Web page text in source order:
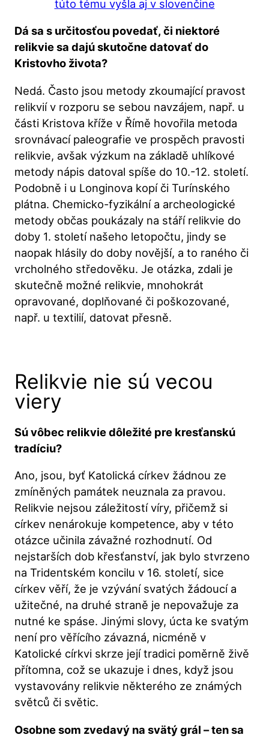
túto tému vyšla aj v slovenčine
Dá sa s určitosťou povedať, či niektoré
relikvie sa dajú skutočne datovať do
Kristovho života?
Nedá. Často jsou metody zkoumající pravost
relikvií v rozporu se sebou navzájem, např. u
části Kristova kříže v Římě hovořila metoda
srovnávací paleografie ve prospěch pravosti
relikvie, avšak výzkum na základě uhlíkové
metody nápis datoval spíše do 10.-12. století.
Podobně i u Longinova kopí či Turínského
plátna. Chemicko-fyzikální a archeologické
metody občas poukázaly na stáří relikvie do
doby 1. století našeho letopočtu, jindy se
naopak hlásily do doby novější, a to raného či
vrcholného středověku. Je otázka, zdali je
skutečně možné relikvie, mnohokrát
opravované, doplňované či poškozované,
např. u textilií, datovat přesně.
Relikvie nie sú vecou
viery
Sú vôbec relikvie dôležité pre kresťanskú
tradíciu?
Ano, jsou, byť Katolická církev žádnou ze
zmíněných památek neuznala za pravou.
Relikvie nejsou záležitostí víry, přičemž si
církev nenárokuje kompetence, aby v této
otázce učinila závažné rozhodnutí. Od
nejstarších dob křesťanství, jak bylo stvrzeno
na Tridentském koncilu v 16. století, sice
církev věří, že je vzývání svatých žádoucí a
užitečné, na druhé straně je nepovažuje za
nutné ke spáse. Jinými slovy, úcta ke svatým
není pro věřícího závazná, nicméně v
Katolické církvi skrze její tradici poměrně živě
přítomna, což se ukazuje i dnes, když jsou
vystavovány relikvie některého ze známých
světců či světic.
Osobne som zvedavý na svätý grál – ten sa